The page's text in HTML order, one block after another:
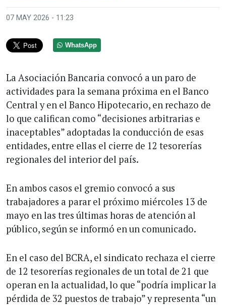
07 MAY 2026 - 11:23
WhatsApp
La Asociación Bancaria convocó a un paro de
actividades para la semana próxima en el Banco
Central y en el Banco Hipotecario, en rechazo de
lo que califican como “decisiones arbitrarias e
inaceptables” adoptadas la conducción de esas
entidades, entre ellas el cierre de 12 tesorerías
regionales del interior del país.
En ambos casos el gremio convocó a sus
trabajadores a parar el próximo miércoles 13 de
mayo en las tres últimas horas de atención al
público, según se informó en un comunicado.
En el caso del BCRA, el sindicato rechaza el cierre
de 12 tesorerías regionales de un total de 21 que
operan en la actualidad, lo que “podría implicar la
pérdida de 32 puestos de trabajo” y representa “un